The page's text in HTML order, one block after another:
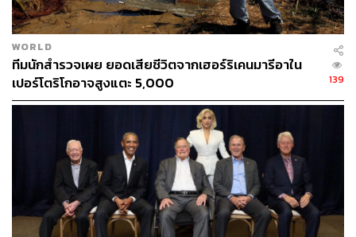
Photo: Helene Valenzuela/AFP
มารีอาเป็นพายุโซนร้อนที่เพิ่มกำลังขึ้นและจะกลายเป็นเฮ
อร์ริเคนในที่สุด นับเป็นพายุเฮอร์ริเคนลูกที่ 3 ในรอบไม่ถึง 2
สัปดาห์ที่จะถล่มประเทศในแถบแคริบเบียนต่อจาก ‘พายุเฮอร์
ริเคนเออร์มา’ ที่เป็นพายุที่เรียกได้ว่ารุนแรงที่สุดที่เกิดขึ้นใน
มหาสมุทรแอตแลนติกด้วยความเร็วลมสูงเกือบ 300
กิโลเมตรต่อชั่วโมงและคร่าชีวิตผู้คนไปอย่างน้อย 84 คน
รวมถึงพายุเฮอร์ริเคนโฮเซ (José) ที่เริ่มอ่อนกำลังลงแล้วแต่
ยังมีความเร็วลมสูงถึง 150 กิโลเมตรต่อชั่วโมง ส่งผลให้ใน
หลายพื้นที่ โดยเฉพาะชายฝั่งของสหรัฐฯ ทางด้านทิศตะวัน
ออกยังได้รับอิทธิพลจากพายุลูกนี้อยู่
WORLD
ทีมนักสำรวจเผย ยอดเสียชีวิตจากเฮอร์ริเคนมารีอาใน
เปอร์โตริโกอาจสูงแตะ 5,000
139